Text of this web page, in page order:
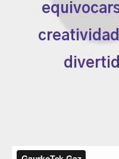
creatividad